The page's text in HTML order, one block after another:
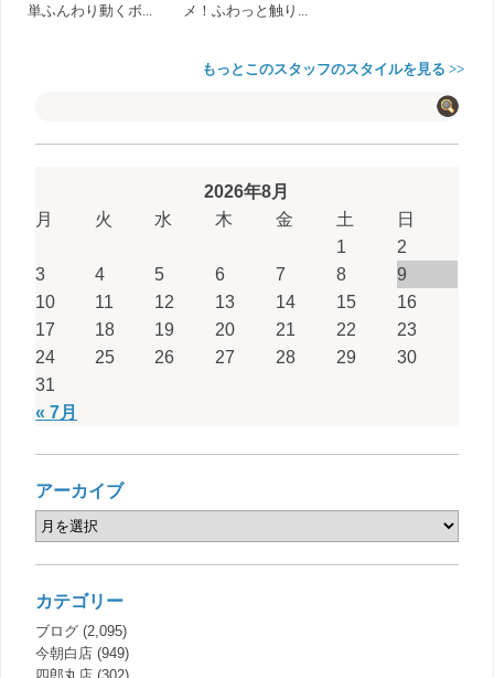
単ふんわり動くボ...
メ！ふわっと触り...
もっとこのスタッフのスタイルを見る >>
2026年8月
月
火 水 木 金 土 日
« 7月
1
2
3
4 5 6 7 8
9
10
11 12 13 14 15
16
17
18 19 20 21 22
23
24
25 26 27 28 29
30
31
アーカイブ
カテゴリー
ブログ (2,095)
今朝白店 (949)